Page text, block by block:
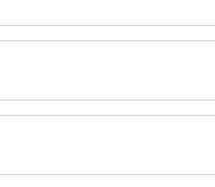
Ce fel de